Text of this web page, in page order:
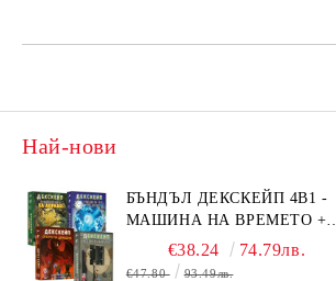
Най-нови
БЪНДЪЛ ДЕКСКЕЙП 4В1 -
МАШИНА НА ВРЕМЕТО +
БЯГСТВО ОТ АЛКАТРАЗ +
ТАЙНИТЕ НА ЕЛ ДОРАДО +
€38.24 74.79лв.
€47.80 93.49лв.